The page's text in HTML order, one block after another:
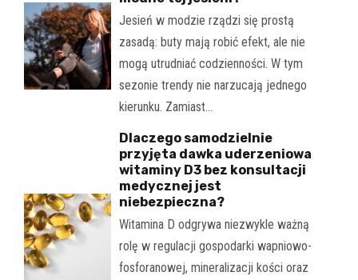
Jesień w modzie rządzi się prostą
zasadą: buty mają robić efekt, ale nie
mogą utrudniać codzienności. W tym
sezonie trendy nie narzucają jednego
kierunku. Zamiast…
Dlaczego samodzielnie
przyjęta dawka uderzeniowa
witaminy D3 bez konsultacji
medycznej jest
niebezpieczna?
Witamina D odgrywa niezwykle ważną
rolę w regulacji gospodarki wapniowo-
fosforanowej, mineralizacji kości oraz